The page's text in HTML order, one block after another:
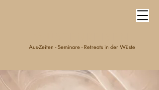
Aus-Zeiten - Seminare - Retreats in der Wüste